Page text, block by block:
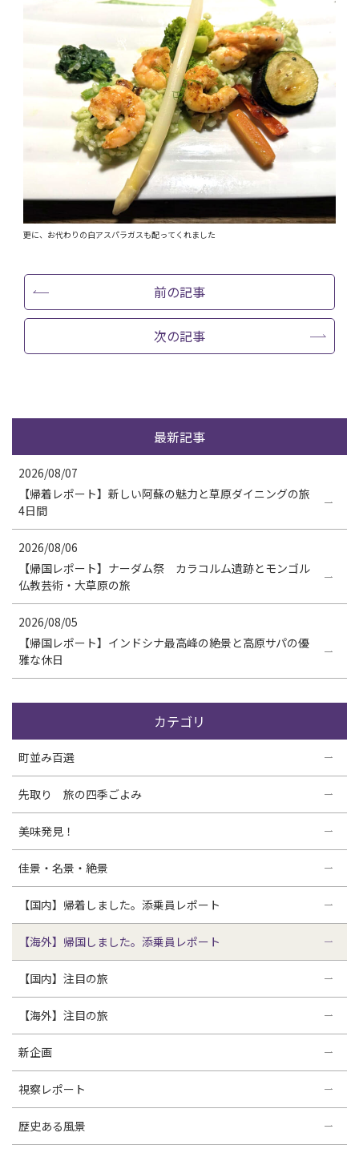
更に、お代わりの白アスパラガスも配ってくれました
前の記事
次の記事
最新記事
2026/08/07
【帰着レポート】新しい阿蘇の魅力と草原ダイニングの旅
4日間
2026/08/06
【帰国レポート】ナーダム祭 カラコルム遺跡とモンゴル
仏教芸術・大草原の旅
2026/08/05
【帰国レポート】インドシナ最高峰の絶景と高原サパの優
雅な休日
カテゴリ
町並み百選
先取り 旅の四季ごよみ
美味発見！
佳景・名景・絶景
【国内】帰着しました。添乗員レポート
【海外】帰国しました。添乗員レポート
【国内】注目の旅
【海外】注目の旅
新企画
視察レポート
歴史ある風景